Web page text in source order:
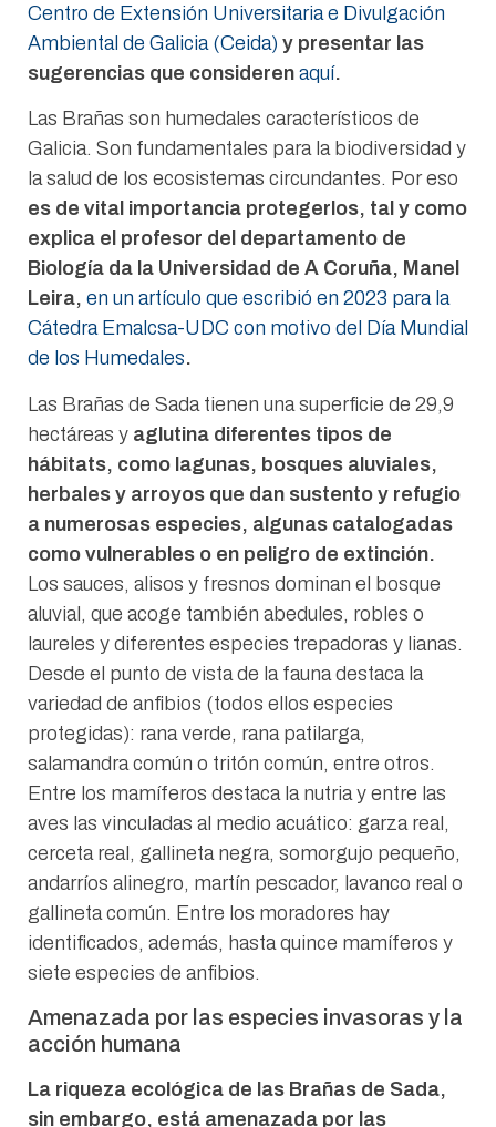
Centro de Extensión Universitaria e Divulgación
Ambiental de Galicia (Ceida) y presentar las
sugerencias que consideren aquí.
Las Brañas son humedales característicos de
Galicia. Son fundamentales para la biodiversidad y
la salud de los ecosistemas circundantes. Por eso
es de vital importancia protegerlos, tal y como
explica el profesor del departamento de
Biología da la Universidad de A Coruña, Manel
Leira, en un artículo que escribió en 2023 para la
Cátedra Emalcsa-UDC con motivo del Día Mundial
de los Humedales.
Las Brañas de Sada tienen una superficie de 29,9
hectáreas y aglutina diferentes tipos de
hábitats, como lagunas, bosques aluviales,
herbales y arroyos que dan sustento y refugio
a numerosas especies, algunas catalogadas
como vulnerables o en peligro de extinción.
Los sauces, alisos y fresnos dominan el bosque
aluvial, que acoge también abedules, robles o
laureles y diferentes especies trepadoras y lianas.
Desde el punto de vista de la fauna destaca la
variedad de anfibios (todos ellos especies
protegidas): rana verde, rana patilarga,
salamandra común o tritón común, entre otros.
Entre los mamíferos destaca la nutria y entre las
aves las vinculadas al medio acuático: garza real,
cerceta real, gallineta negra, somorgujo pequeño,
andarríos alinegro, martín pescador, lavanco real o
gallineta común. Entre los moradores hay
identificados, además, hasta quince mamíferos y
siete especies de anfibios.
Amenazada por las especies invasoras y la
acción humana
La riqueza ecológica de las Brañas de Sada,
sin embargo, está amenazada por las